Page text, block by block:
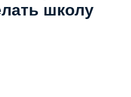
школу